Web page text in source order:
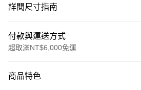
詳閱尺寸指南
付款與運送方式
超取滿NT$6,000免運
信用卡一次付款
商品特色